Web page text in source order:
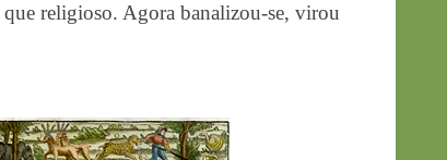
religioso. Agora banalizou-se, virou